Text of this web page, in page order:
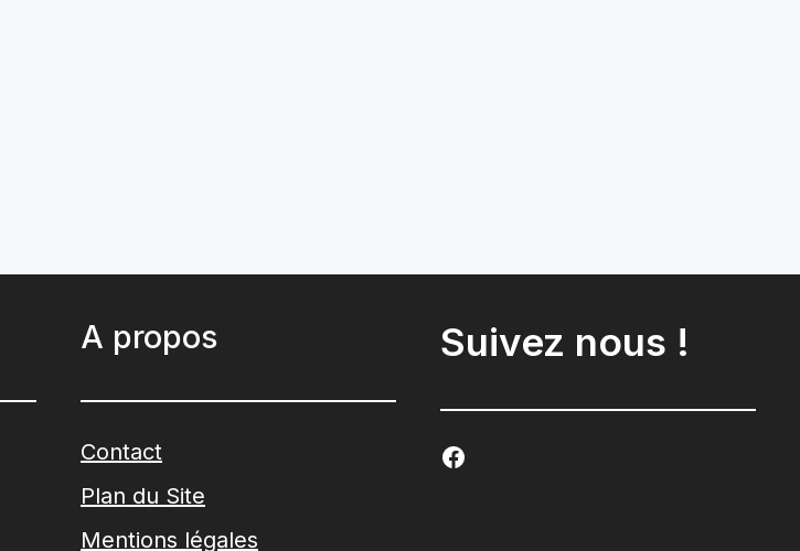
A propos
Contact
Plan du Site
Mentions légales
Suivez nous !
Facebook